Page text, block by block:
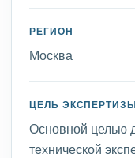
РЕГИОН
Москва
ЦЕЛЬ ЭКСПЕРТИЗЫ
Основной целью
технической